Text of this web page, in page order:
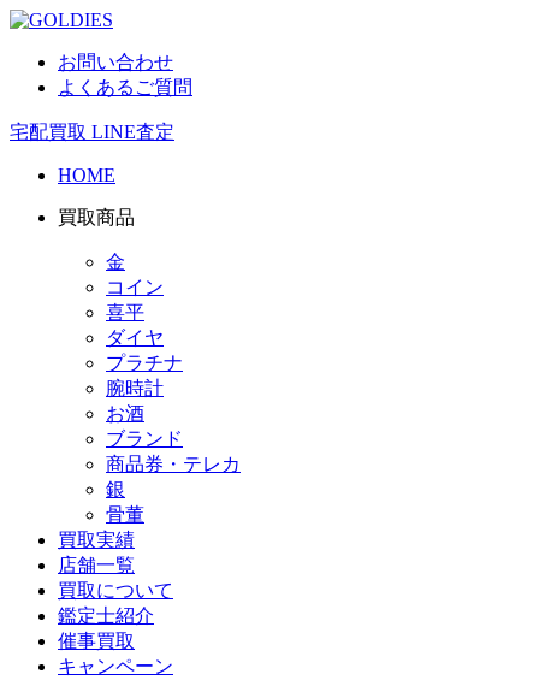
お問い合わせ
よくあるご質問
宅配買取 LINE査定
HOME
買取商品
金
コイン
喜平
ダイヤ
プラチナ
腕時計
お酒
ブランド
商品券・テレカ
銀
骨董
買取実績
店舗一覧
買取について
鑑定士紹介
催事買取
キャンペーン